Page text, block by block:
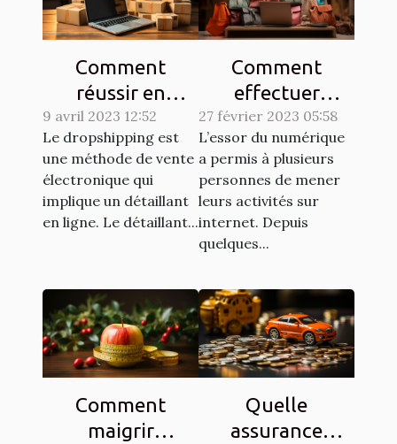
Comment
réussir en
dropshipping ?
9 avril 2023 12:52
Le dropshipping est
une méthode de vente
électronique qui
implique un détaillant
en ligne. Le détaillant...
Comment
effectuer
efficacement
des achats en
ligne ?
27 février 2023 05:58
L’essor du numérique
a permis à plusieurs
personnes de mener
leurs activités sur
internet. Depuis
quelques...
Comment
maigrir
Quelle
assurance